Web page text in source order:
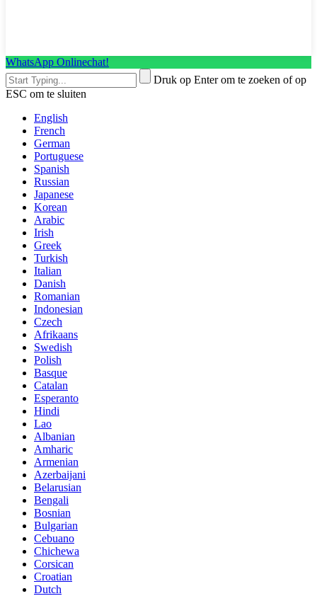
WhatsApp Onlinechat!
Druk op Enter om te zoeken of op
ESC om te sluiten
English
French
German
Portuguese
Spanish
Russian
Japanese
Korean
Arabic
Irish
Greek
Turkish
Italian
Danish
Romanian
Indonesian
Czech
Afrikaans
Swedish
Polish
Basque
Catalan
Esperanto
Hindi
Lao
Albanian
Amharic
Armenian
Azerbaijani
Belarusian
Bengali
Bosnian
Bulgarian
Cebuano
Chichewa
Corsican
Croatian
Dutch